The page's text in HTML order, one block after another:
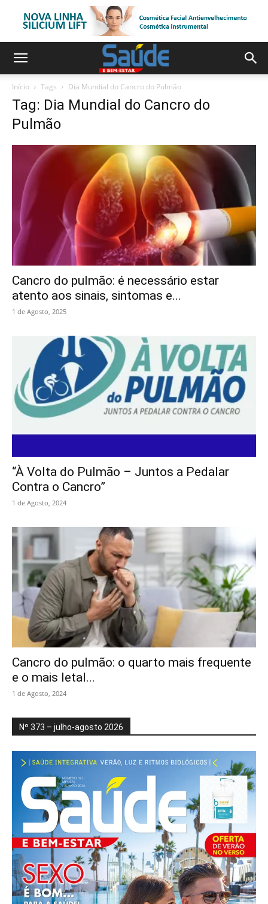
Início Tags Dia Mundial do Cancro do Pulmão
Tag: Dia Mundial do Cancro do
Pulmão
Cancro do pulmão: é necessário estar
atento aos sinais, sintomas e...
1 de Agosto, 2025
“À Volta do Pulmão – Juntos a Pedalar
Contra o Cancro”
1 de Agosto, 2024
Cancro do pulmão: o quarto mais frequente
e o mais letal...
1 de Agosto, 2024
Nº 373 – julho-agosto 2026